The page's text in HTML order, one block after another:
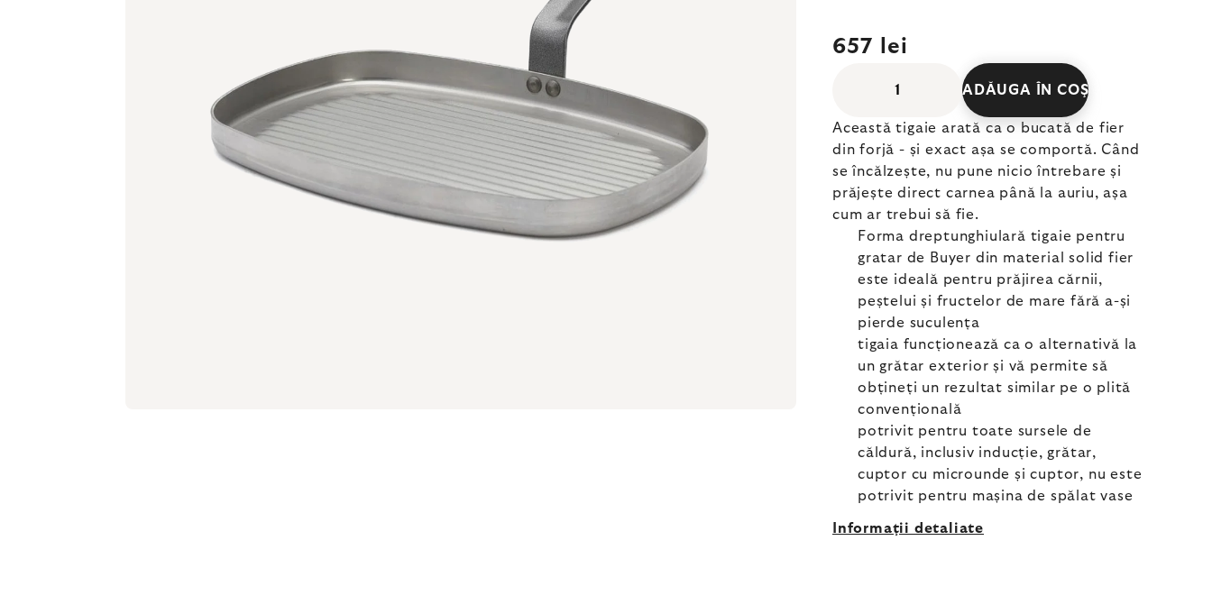
657 lei
ADĂUGA ÎN COŞ
Această tigaie arată ca o bucată de fier
din forjă - și exact așa se comportă. Când
se încălzește, nu pune nicio întrebare și
prăjește direct carnea până la auriu, așa
cum ar trebui să fie.
Forma dreptunghiulară tigaie pentru
gratar de Buyer din material solid fier
este ideală pentru prăjirea cărnii,
peștelui și fructelor de mare fără a-și
pierde suculența
tigaia funcționează ca o alternativă la
un grătar exterior și vă permite să
obțineți un rezultat similar pe o plită
convențională
potrivit pentru toate sursele de
căldură, inclusiv inducție, grătar,
cuptor cu microunde și cuptor, nu este
potrivit pentru mașina de spălat vase
Informaţii detaliate